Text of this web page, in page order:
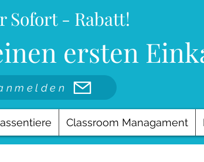
Sofort - Rabatt!
ersten
Classroom Managament